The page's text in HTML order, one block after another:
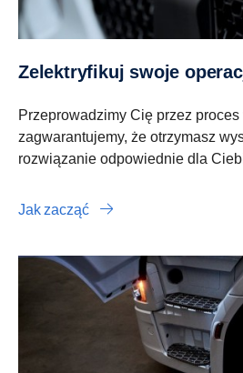
Zelektryfikuj swoje
Przeprowadzimy Cię przez
zagwarantujemy, że otrzymasz
rozwiązanie odpowiednie dla
Jak zacząć